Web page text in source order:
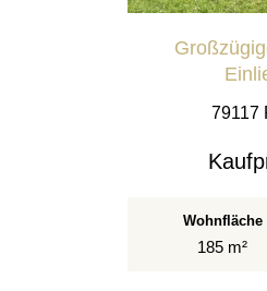
79117
Wohnfläche
185 m²